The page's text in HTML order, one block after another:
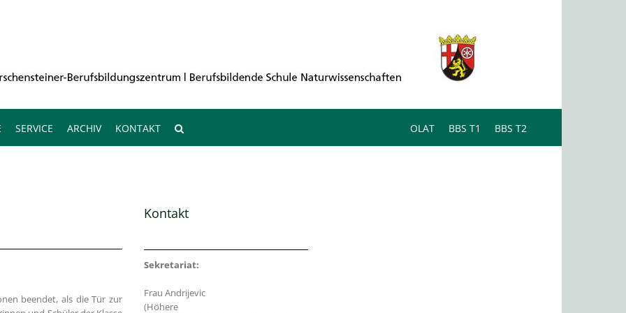
SERVICE ARCHIV KONTAKT BBS T2
BBS T1
OLAT
beendet, als die Tür zur
Kontakt
Sekretariat:
Frau Andrijevic
(Höhere